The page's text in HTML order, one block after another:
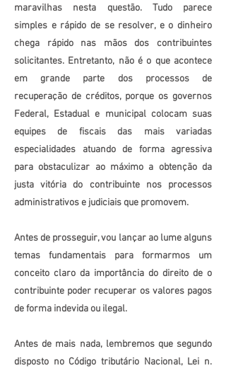
maravilhas nesta questão. Tudo parece
simples e rápido de se resolver, e o dinheiro
chega rápido nas mãos dos contribuintes
solicitantes. Entretanto, não é o que acontece
em grande parte dos processos de
recuperação de créditos, porque os governos
Federal, Estadual e municipal colocam suas
equipes de fiscais das mais variadas
especialidades atuando de forma agressiva
para obstaculizar ao máximo a obtenção da
justa vitória do contribuinte nos processos
administrativos e judiciais que promovem.
Antes de prosseguir, vou lançar ao lume alguns
temas fundamentais para formarmos um
conceito claro da importância do direito de o
contribuinte poder recuperar os valores pagos
de forma indevida ou ilegal.
Antes de mais nada, lembremos que segundo
disposto no Código tributário Nacional, Lei n.